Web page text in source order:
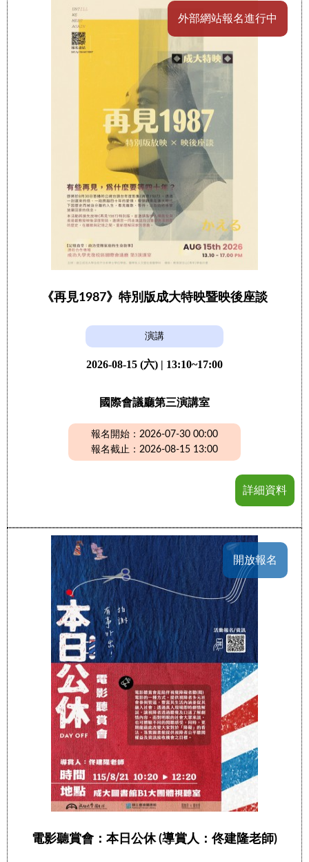
外部網站報名進行中
《再見1987》特別版成大特映暨映後座談
演講
2026-08-15 (六) | 13:10~17:00
國際會議廳第三演講室
報名開始：2026-07-30 00:00
報名截止：2026-08-15 13:00
詳細資料
開放報名
電影聽賞會：本日公休 (導賞人：佟建隆老師)